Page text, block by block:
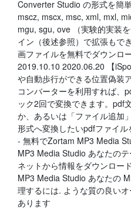
Converter Studio の形式を簡
mscz, mscx, msc, xml, mxl,
mgu, sgu, ove （実験的実装
イン（後述参照）で拡張もで
画ファイルを無料でダウンロ
2019.10.10 2020.06.20 【
や自動歩行ができる位置偽装
コンバーターを利用すれば、
ック2回で変換できます。pdf
か、あるいは「ファイル追加
形式へ変換したいpdfファイ
- 無料でZortam MP3 Media
MP3 Media Studio あなたの
ネットから情報をダウンロー
MP3 Media Studio あなたの
理するには. ような質の良い
あります